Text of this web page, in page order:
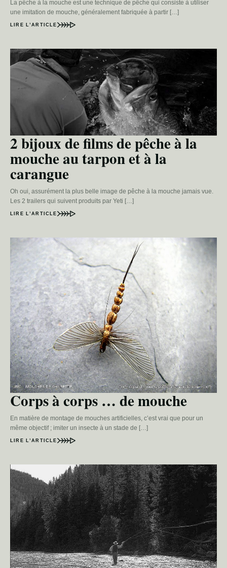
La pêche à la mouche est une technique de pêche qui consiste à utiliser
une imitation de mouche, généralement fabriquée à partir […]
LIRE L’ARTICLE
2 bijoux de films de pêche à la
mouche au tarpon et à la
carangue
Oh oui, assurément la plus belle image de pêche à la mouche jamais vue.
Les 2 trailers qui suivent produits par Yeti […]
LIRE L’ARTICLE
Corps à corps … de mouche
En matière de montage de mouches artificielles, c’est vrai que pour un
même objectif ; imiter un insecte à un stade de […]
LIRE L’ARTICLE